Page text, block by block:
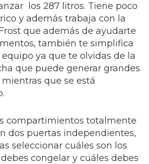
los 287 litros. Tiene poco
y además trabaja con la
que además de ayudarte
también te simplifica
ya que te olvidas de la
que puede generar grandes
que se está
compartimientos totalmente
dos puertas independientes,
seleccionar cuáles son los
congelar y cuáles debes